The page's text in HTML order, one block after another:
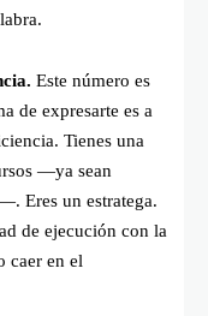
Este número es
de expresarte es a
Tienes una
—ya sean
Eres un estratega.
de ejecución con la
caer en el